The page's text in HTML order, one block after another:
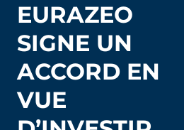
EURAZEO
SIGNE UN
ACCORD EN
VUE